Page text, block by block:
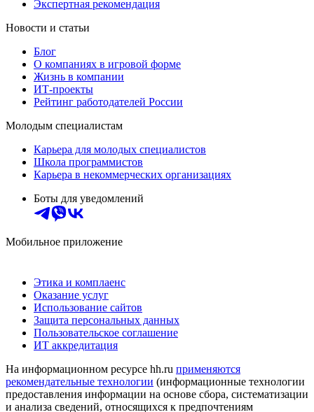
Экспертная рекомендация
Новости и статьи
Блог
О компаниях в игровой форме
Жизнь в компании
ИТ-проекты
Рейтинг работодателей России
Молодым специалистам
Карьера для молодых специалистов
Школа программистов
Карьера в некоммерческих организациях
Боты для уведомлений
Мобильное приложение
Этика и комплаенс
Оказание услуг
Использование сайтов
Защита персональных данных
Пользовательское соглашение
ИТ аккредитация
На информационном ресурсе hh.ru применяются
рекомендательные технологии (информационные технологии
предоставления информации на основе сбора, систематизации
и анализа сведений, относящихся к предпочтениям